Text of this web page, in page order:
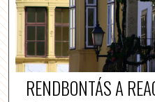
RENDBONTÁS A